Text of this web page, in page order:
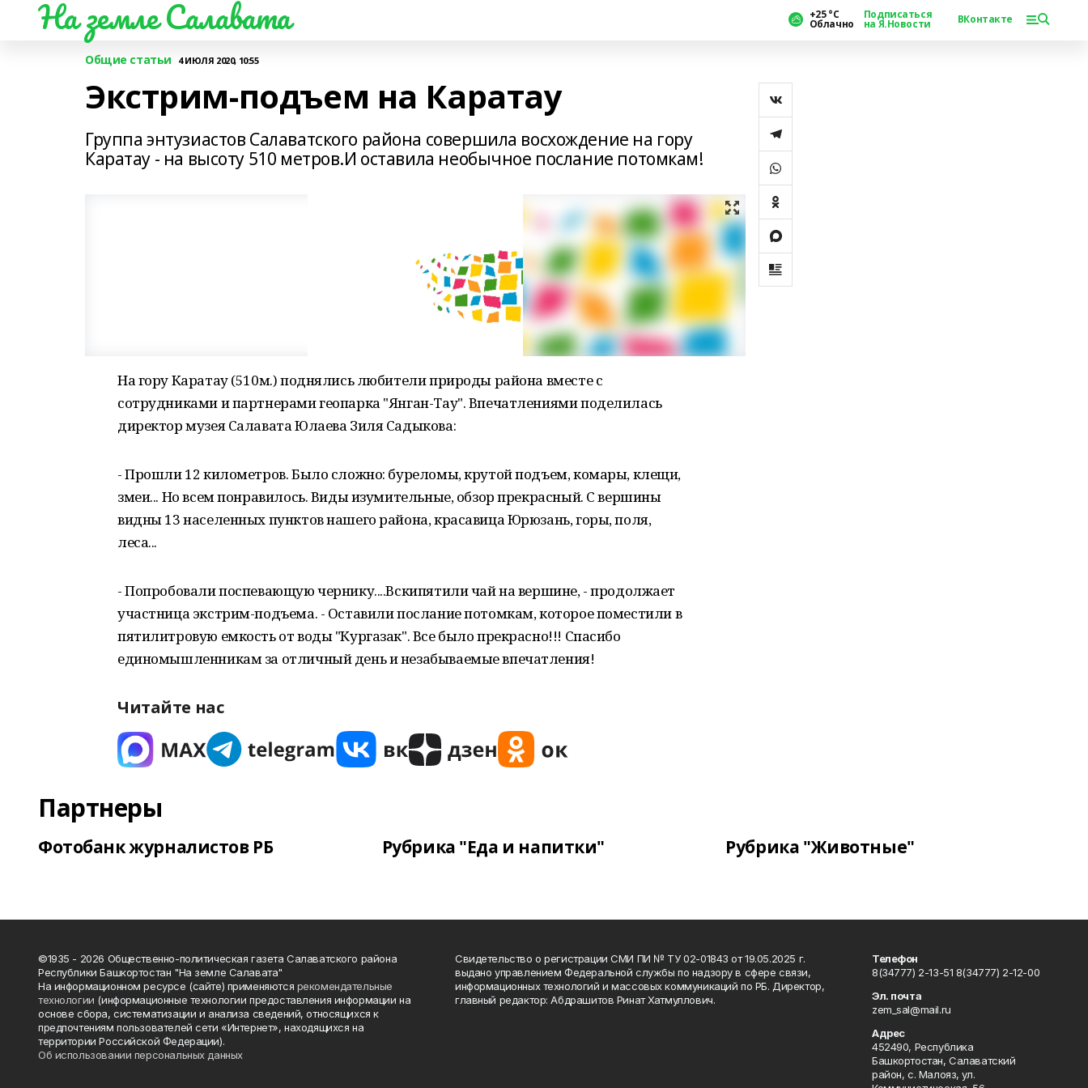
На земле Салавата +25 °С
Облачно
Подписаться
на Я.Новости ВКонтакте
Общие статьи 4 ИЮЛЯ 2020, 10:55
Экстрим-подъем на Каратау
Группа энтузиастов Салаватского района совершила восхождение на гору
Каратау - на высоту 510 метров.И оставила необычное послание потомкам!
На гору Каратау (510м.) поднялись любители природы района вместе с
сотрудниками и партнерами геопарка "Янган-Тау". Впечатлениями поделилась
директор музея Салавата Юлаева Зиля Садыкова:
- Прошли 12 километров. Было сложно: буреломы, крутой подъем, комары, клещи,
змеи... Но всем понравилось. Виды изумительные, обзор прекрасный. С вершины
видны 13 населенных пунктов нашего района, красавица Юрюзань, горы, поля,
леса...
- Попробовали поспевающую чернику....Вскипятили чай на вершине, - продолжает
участница экстрим-подъема. - Оставили послание потомкам, которое поместили в
пятилитровую емкость от воды "Кургазак". Все было прекрасно!!! Спасибо
единомышленникам за отличный день и незабываемые впечатления!
Читайте нас
Партнеры
Фотобанк журналистов РБ Рубрика "Еда и напитки" Рубрика "Животные"
©1935 - 2026 Общественно-политическая газета Салаватского района
Республики Башкортостан "На земле Салавата"
На информационном ресурсе (сайте) применяются рекомендательные
технологии (информационные технологии предоставления информации на
основе сбора, систематизации и анализа сведений, относящихся к
предпочтениям пользователей сети «Интернет», находящихся на
территории Российской Федерации).
Об использовании персональных данных
Свидетельство о регистрации СМИ ПИ № ТУ 02-01843 от 19.05.2025 г.
выдано управлением Федеральной службы по надзору в сфере связи,
информационных технологий и массовых коммуникаций по РБ. Директор,
главный редактор: Абдрашитов Ринат Хатмуллович.
Телефон
8(34777) 2-13-51 8(34777) 2-12-00
Эл. почта
zem_sal@mail.ru
Адрес
452490, Республика
Башкортостан, Салаватский
район, с. Малояз, ул.